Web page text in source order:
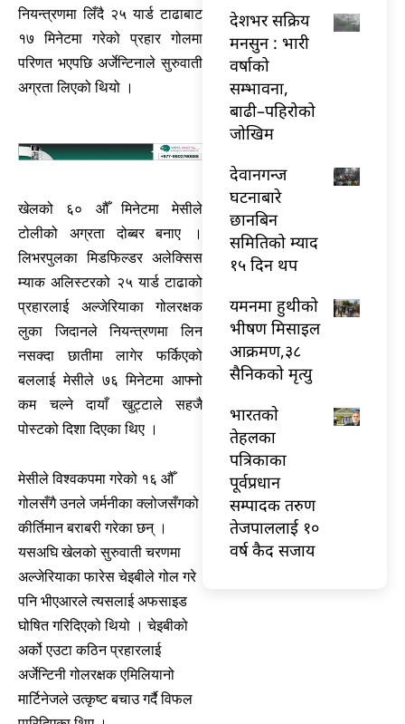
नियन्त्रणमा लिँदै २५ यार्ड टाढाबाट
१७ मिनेटमा गरेको प्रहार गोलमा
परिणत भएपछि अर्जेन्टिनाले सुरुवाती
अग्रता लिएको थियो ।
खेलको ६० औँ मिनेटमा मेसीले
टोलीको अग्रता दोब्बर बनाए ।
लिभरपुलका मिडफिल्डर अलेक्सिस
म्याक अलिस्टरको २५ यार्ड टाढाको
प्रहारलाई अल्जेरियाका गोलरक्षक
लुका जिदानले नियन्त्रणमा लिन
नसक्दा छातीमा लागेर फर्किएको
बललाई मेसीले ७६ मिनेटमा आफ्नो
कम चल्ने दायाँ खुट्टाले सहजै
पोस्टको दिशा दिएका थिए ।
मेसीले विश्वकपमा गरेको १६ औँ
गोलसँगै उनले जर्मनीका क्लोजसँगको
कीर्तिमान बराबरी गरेका छन् ।
यसअघि खेलको सुरुवाती चरणमा
अल्जेरियाका फारेस चेइबीले गोल गरे
पनि भीएआरले त्यसलाई अफसाइड
घोषित गरिदिएको थियो । चेइबीको
अर्को एउटा कठिन प्रहारलाई
अर्जेन्टिनी गोलरक्षक एमिलियानो
मार्टिनेजले उत्कृष्ट बचाउ गर्दै विफल
देशभर सक्रिय
मनसुन : भारी
वर्षाको
सम्भावना,
बाढी–पहिरोको
जोखिम
देवानगन्ज
घटनाबारे
छानबिन
समितिको म्याद
१५ दिन थप
यमनमा हुथीको
भीषण मिसाइल
आक्रमण,३८
सैनिकको मृत्यु
भारतकाे
तेहलका
पत्रिकाका
पूर्वप्रधान
सम्पादक तरुण
तेजपाललाई १०
वर्ष कैद सजाय